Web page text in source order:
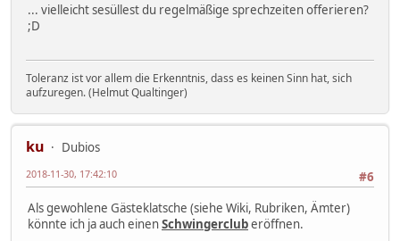
... vielleicht sesüllest du regelmäßige sprechzeiten offerieren?
;D
Toleranz ist vor allem die Erkenntnis, dass es keinen Sinn hat, sich
aufzuregen. (Helmut Qualtinger)
ku
Dubios
#6
2018-11-30, 17:42:10
Als gewohlene Gästeklatsche (siehe Wiki, Rubriken, Ämter)
könnte ich ja auch einenSchwingercluberöffnen.